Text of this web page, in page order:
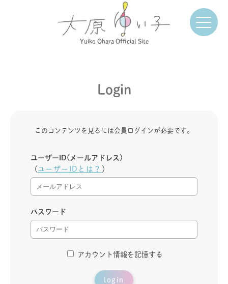
Yuiko Ohara Official Site
Login
このコンテンツを見るには会員ログインが必要です。
ユーザーID(メールアドレス)
（ ユーザーIDとは？ ）
パスワード
アカウント情報を記憶する
login